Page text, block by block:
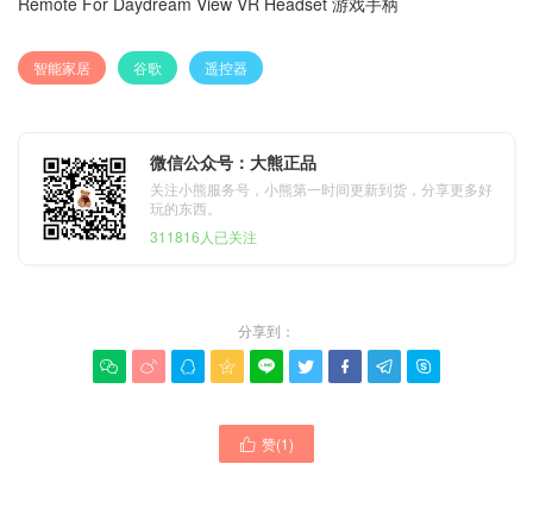
智能家居 谷歌 遥控器
微信公众号：大熊正品
关注小熊服务号，小熊第一时间更新到货，分享更多好
玩的东西。
311816人已关注
分享到：
        
 赞(1)